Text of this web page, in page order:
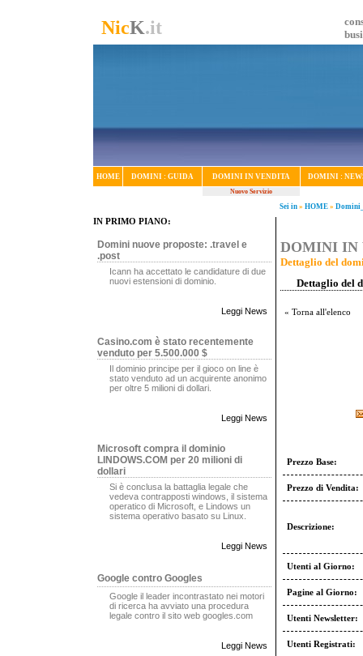
NicK.it
HOME DOMINI : GUIDA DOMINI IN VENDITA DOMINI :
Nuovo Servizio
Sei in » HOME »
IN PRIMO PIANO:
Domini nuove proposte: .travel e
.post
Icann ha accettato le candidature di due
nuovi estensioni di dominio.
Leggi News
Casino.com è stato recentemente
venduto per 5.500.000 $
Il dominio principe per il gioco on line è
stato venduto ad un acquirente anonimo
per oltre 5 milioni di dollari.
Leggi News
Microsoft compra il dominio
LINDOWS.COM per 20 milioni di
dollari
Si è conclusa la battaglia legale che
vedeva contrapposti windows, il sistema
operatico di Microsoft, e Lindows un
sistema operativo basato su Linux.
Leggi News
Google contro Googles
Google il leader incontrastato nei motori
di ricerca ha avviato una procedura
legale contro il sito web googles.com
Leggi News
DOMINI IN
Dettaglio del
Dettaglio del
« Torna all'elenco
Prezzo Base:
Prezzo di Vendita:
Descrizione:
Utenti al Giorno:
Pagine al Giorno:
Utenti Newsletter:
Utenti Registrati: